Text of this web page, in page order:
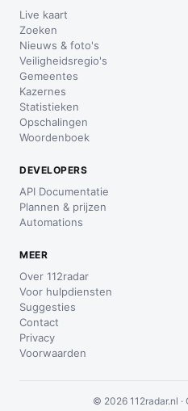
Live kaart
Zoeken
Nieuws & foto's
Veiligheidsregio's
Gemeentes
Kazernes
Statistieken
Opschalingen
Woordenboek
DEVELOPERS
API Documentatie
Plannen & prijzen
Automations
MEER
Over 112radar
Voor hulpdiensten
Suggesties
Contact
Privacy
Voorwaarden
© 2026 112radar.nl ·